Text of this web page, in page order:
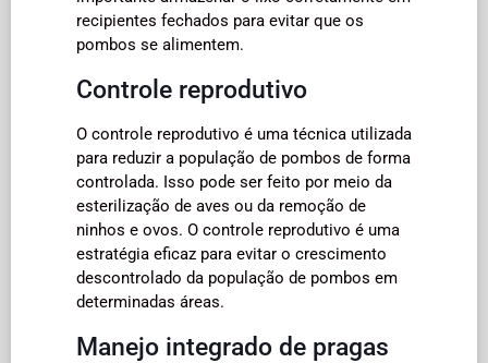
recipientes fechados para evitar que os
pombos se alimentem.
Controle reprodutivo
O controle reprodutivo é uma técnica utilizada
para reduzir a população de pombos de forma
controlada. Isso pode ser feito por meio da
esterilização de aves ou da remoção de
ninhos e ovos. O controle reprodutivo é uma
estratégia eficaz para evitar o crescimento
descontrolado da população de pombos em
determinadas áreas.
Manejo integrado de pragas